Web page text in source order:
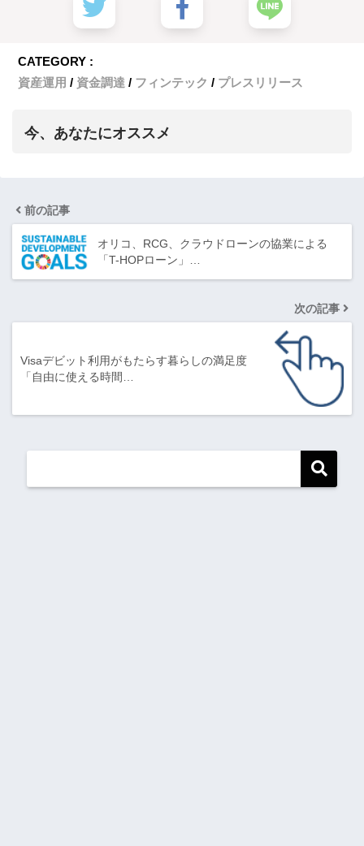
CATEGORY :
資産運用
資金調達 フィンテック プレスリリース
今、あなたにオススメ
前の記事
オリコ、RCG、クラウドローンの協業による
「T-HOPローン」…
次の記事
Visaデビット利用がもたらす暮らしの満足度
「自由に使える時間…